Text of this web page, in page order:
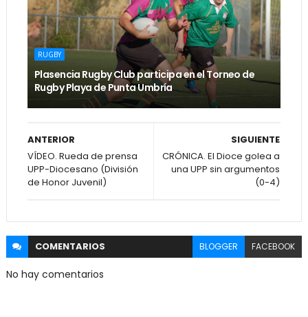
RUGBY
Plasencia Rugby Club participa en el Torneo de
Rugby Playa de Punta Umbría
SIGUIENTE
CRÓNICA. El Dioce golea a
una UPP sin argumentos
(0-4)
ANTERIOR
VÍDEO. Rueda de prensa
UPP-Diocesano (División
de Honor Juvenil)
COMENTARIOS BLOGGER FACEBOOK
No hay comentarios